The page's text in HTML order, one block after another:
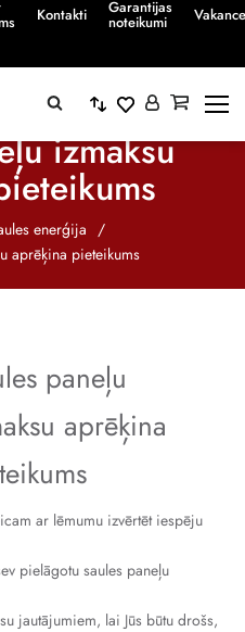
Kontakti Garantijas
noteikumi
izmaksu
enerģija
/
aprēķina pieteikums
paneļu
aprēķina
ar lēmumu izvērtēt iespēju
pielāgotu saules paneļu
jautājumiem, lai Jūs būtu drošs,